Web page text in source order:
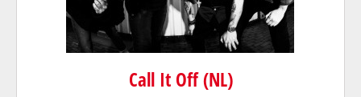
Call It Off (NL)